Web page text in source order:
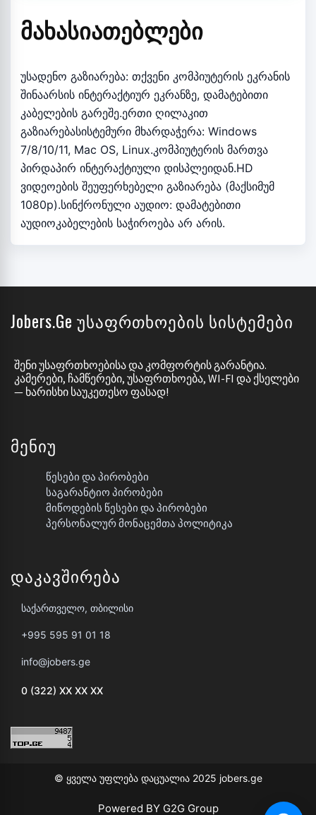
ᲛᲐᲮᲐᲡᲘᲐᲗᲔᲑᲚᲔᲑᲘ
უსადენო გაზიარება: თქვენი კომპიუტერის ეკრანის
შინაარსის ინტერაქტიურ ეკრანზე, დამატებითი
კაბელების გარეშე.ერთი ღილაკით
გაზიარებასისტემური მხარდაჭერა: Windows
7/8/10/11, Mac OS, Linux.კომპიუტერის მართვა
პირდაპირ ინტერაქტიული დისპლეიდან.HD
ვიდეოების შეუფერხებელი გაზიარება (მაქსიმუმ
1080p).სინქრონული აუდიო: დამატებითი
აუდიოკაბელების საჭიროება არ არის.
Jobers.ge Უსაფრთხოების Სისტემები
ᲨᲔᲜᲘ ᲣᲡᲐᲤᲠᲗᲮᲝᲔᲑᲘᲡᲐ ᲓᲐ ᲙᲝᲛᲤᲝᲠᲢᲘᲡ ᲒᲐᲠᲐᲜᲢᲘᲐ.
ᲙᲐᲛᲔᲠᲔᲑᲘ, ᲩᲐᲛᲬᲔᲠᲔᲑᲘ, ᲣᲡᲐᲤᲠᲗᲮᲝᲔᲑᲐ, WI-FI ᲓᲐ ᲥᲡᲔᲚᲔᲑᲘ
— ᲮᲐᲠᲘᲡᲮᲘ ᲡᲐᲣᲙᲔᲗᲔᲡᲝ ᲤᲐᲡᲐᲓ!
Მენიუ
Წესები Და Პირობები
Საგარანტიო Პირობები
Მიწოდების Წესები Და Პირობები
Პერსონალურ Მონაცემთა Პოლიტიკა
Დაკავშირება
საქართველო, თბილისი
+995 595 91 01 18
info@jobers.ge
0 (322) XX XX XX
© ყველა უფლება დაცუალია 2025 jobers.ge
Powered BY G2G Group